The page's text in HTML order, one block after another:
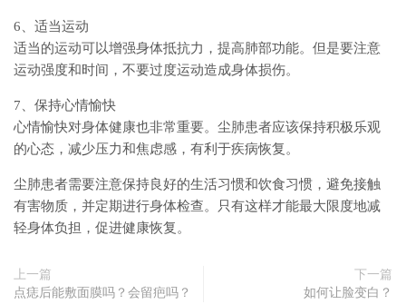
6、适当运动
适当的运动可以增强身体抵抗力，提高肺部功能。但是要注意
运动强度和时间，不要过度运动造成身体损伤。
7、保持心情愉快
心情愉快对身体健康也非常重要。尘肺患者应该保持积极乐观
的心态，减少压力和焦虑感，有利于疾病恢复。
尘肺患者需要注意保持良好的生活习惯和饮食习惯，避免接触
有害物质，并定期进行身体检查。只有这样才能最大限度地减
轻身体负担，促进健康恢复。
上一篇
点痣后能敷面膜吗？会留疤吗？
下一篇
如何让脸变白？